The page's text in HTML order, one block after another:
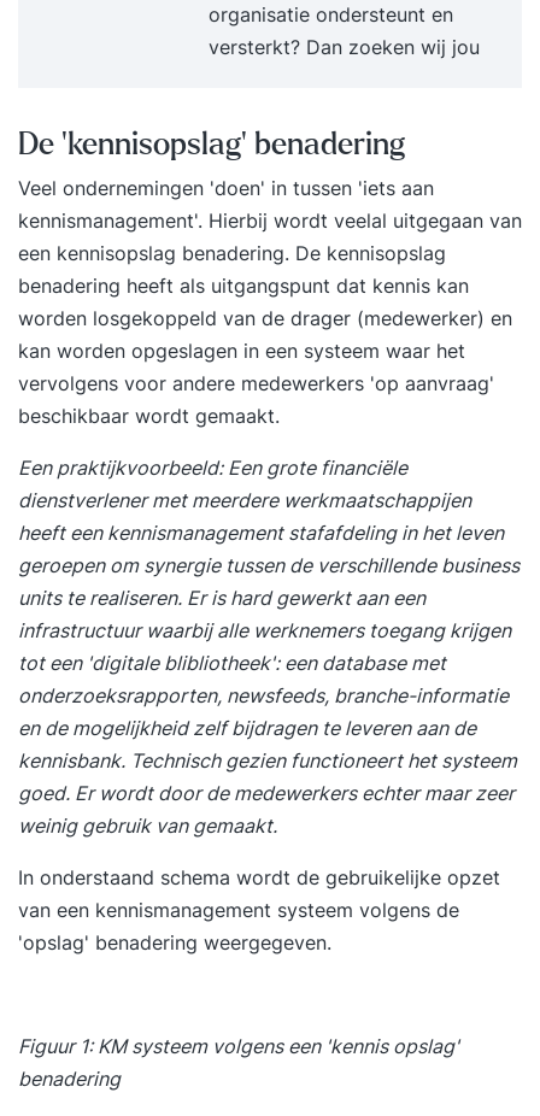
informatievoorziening Interne controle en interne
beheersing Opstellen informatiebeleid Kwaliteit
inkopen, verkopen en voorraden
Informatieplanning Controlling Inhoud van
Module 2 Module - HBO Informatiemanagement
Informatievoorziening Bedrijfsprocessen
Informatiesystemen Gegevensverzameling:
gebruiken en ontwerpen Managen van een
organisatie met informatie Georganiseerd
verbeteren Regie op ontwikkeling en gebruik
Ondernemen in de digitale economie Certificaat
Informatiemanagement geeft jou de mogelijkheid
om het diploma te behalen: HBO
Informatiemanagement Tijdens de opleiding
schrijf je voor iedere module een Verbeterplan
Praktijk-Case (VPC). Hieruit moet jouw
beheersing van de behandelde onderwerpen
goed naar voren komen. Als je dit onderdeel met
een positief resultaat afsluit, ontvang je het
officiële diploma van deze opleiding.
organisatie ondersteunt en
versterkt? Dan zoeken wij jou
De 'kennisopslag' benadering
Veel ondernemingen 'doen' in tussen 'iets aan
kennismanagement'. Hierbij wordt veelal uitgegaan van
een kennisopslag benadering. De kennisopslag
benadering heeft als uitgangspunt dat kennis kan
worden losgekoppeld van de drager (medewerker) en
kan worden opgeslagen in een systeem waar het
vervolgens voor andere medewerkers 'op aanvraag'
beschikbaar wordt gemaakt.
Een praktijkvoorbeeld: Een grote financiële
dienstverlener met meerdere werkmaatschappijen
heeft een kennismanagement stafafdeling in het leven
geroepen om synergie tussen de verschillende business
units te realiseren. Er is hard gewerkt aan een
infrastructuur waarbij alle werknemers toegang krijgen
tot een 'digitale blibliotheek': een database met
onderzoeksrapporten, newsfeeds, branche-informatie
en de mogelijkheid zelf bijdragen te leveren aan de
kennisbank. Technisch gezien functioneert het systeem
goed. Er wordt door de medewerkers echter maar zeer
weinig gebruik van gemaakt.
In onderstaand schema wordt de gebruikelijke opzet
van een kennismanagement systeem volgens de
'opslag' benadering weergegeven.
Figuur 1: KM systeem volgens een 'kennis opslag'
benadering